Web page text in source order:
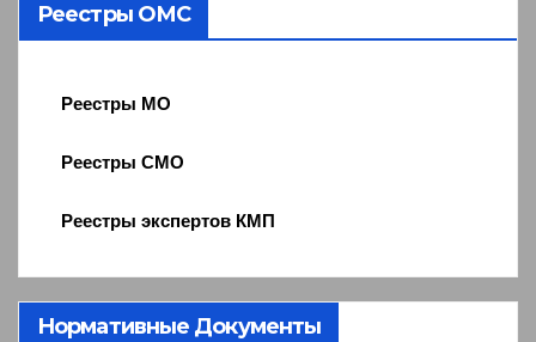
Реестры ОМС
Реестры МО
Реестры СМО
Реестры экспертов КМП
Нормативные Документы